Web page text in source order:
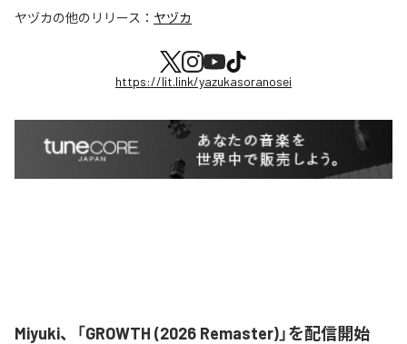
ヤヅカの他のリリース： ヤヅカ
https://lit.link/yazukasoranosei
Miyuki、「GROWTH (2026 Remaster)」を配信開始